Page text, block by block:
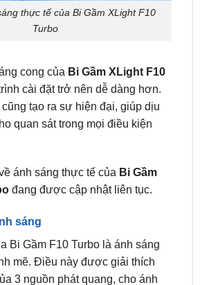
cong của
tạo ra sự hiện đại, giúp dịu
quan sát trong mọi điều kiện
ánh sáng thực tế của
sáng
mẽ. Điều này được giải thích
3 nguồn phát quang, cho ánh
trong phân khúc, mạnh hơn
các phiên bản trước của